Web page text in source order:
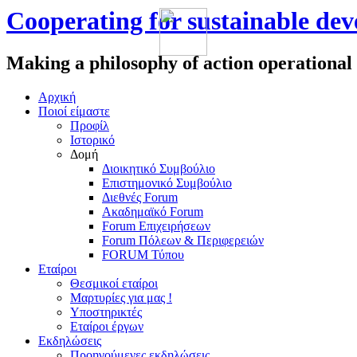
Cooperating for sustainable
Making a philosophy of action operational
Αρχική
Πoιοί είμαστε
Προφίλ
Ιστορικό
Δομή
Διοικητικό Συμβούλιο
Επιστημονικό Συμβούλιο
Διεθνές Forum
Ακαδημαϊκό Forum
Forum Επιχειρήσεων
Forum Πόλεων & Περιφερειών
FORUM Τύπου
Εταίροι
Θεσμικοί εταίροι
Μαρτυρίες για μας !
Υποστηρικτές
Εταίροι έργων
Εκδηλώσεις